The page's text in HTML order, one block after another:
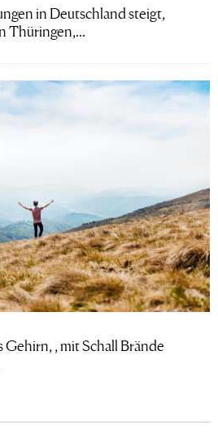
in Deutschland steigt,
Thüringen,...
, mit Schall Brände